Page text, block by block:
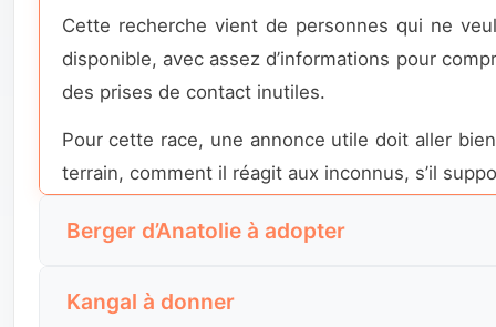
Cette recherche vient de personnes qui ne
disponible, avec assez d’informations pour
des prises de contact inutiles.
Pour cette race, une annonce utile doit aller
terrain, comment il réagit aux inconnus, s’il
Berger d’Anatolie à adopter
pratique : voir de vrais profils, comprendre le
Kangal à donner